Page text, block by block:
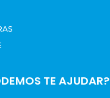
TE AJUDAR?